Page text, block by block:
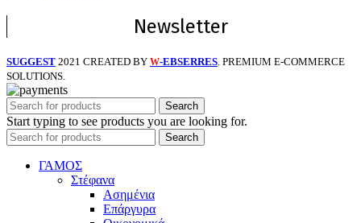
Newsletter
SUGGEST 2021 CREATED BY W-EBSERRES. PREMIUM E-COMMERCE
SOLUTIONS.
Search
Start typing to see products you are looking for.
Search
ΓΑΜΟΣ
Στέφανα
Ασημένια
Επάργυρα